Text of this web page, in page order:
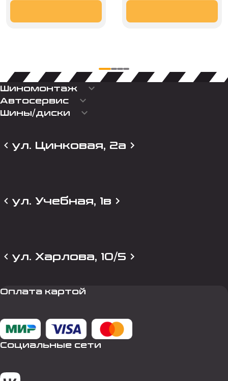
Шиномонтаж keyboard_arrow_down
Автосервис keyboard_arrow_down
Шины/диски keyboard_arrow_down
ул. Цинковая, 2а
ул. Учебная, 1в
ул. Харлова, 10/5
Оплата картой
Социальные сети